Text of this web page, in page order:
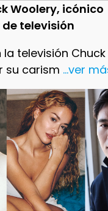
Woolery, icónico
televisión
la televisión
su carism ...ver